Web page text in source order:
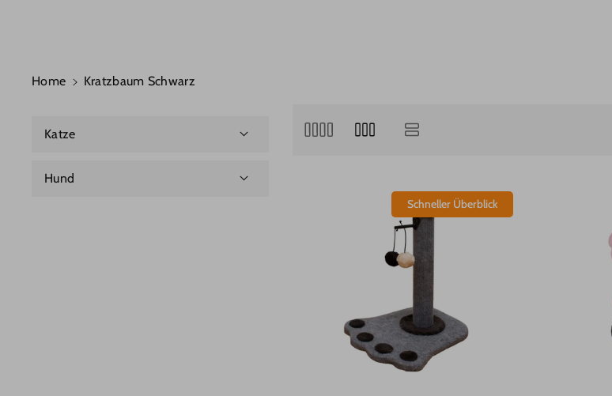
Home Kratzbaum Schwarz
Katze
Hund
Schneller Überblick